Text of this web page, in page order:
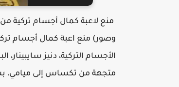
منع لاعبة كمال أجسام تركية
وصور) منع اعبة كمال أجسام